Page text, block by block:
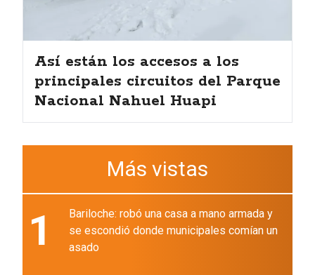
Así están los accesos a los
principales circuitos del Parque
Nacional Nahuel Huapi
Más vistas
1
Bariloche: robó una casa a mano armada y
se escondió donde municipales comían un
asado